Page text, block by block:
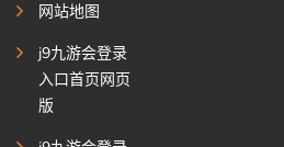
网站地图
j9九游会登录
入口首页网页
版